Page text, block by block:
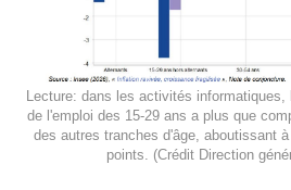
Lecture: dans les activités
de l'emploi des 15-29 ans a plus que
des autres tranches d'âge, aboutissant
points. (Crédit Direction